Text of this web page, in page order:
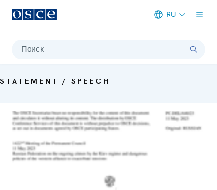
RU
Поиск
STATEMENT / SPEECH